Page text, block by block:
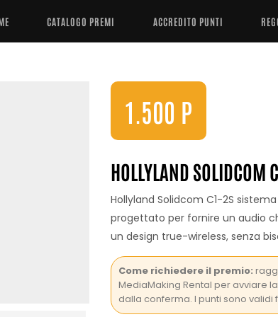
CATALOGO PREMI ACCREDITO PUNTI
1.500 P
HOLLYLAND SOLIDCOM
Hollyland Solidcom C1-2S
progettato per fornire un audio
un design true-wireless, senza
Come richiedere il premio:
MediaMaking Rental per avviare
dalla conferma. I punti sono validi